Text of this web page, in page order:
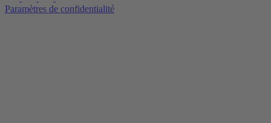
Paramètres de confidentialité